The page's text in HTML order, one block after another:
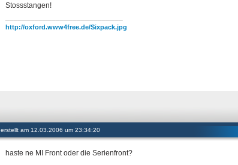
Stossstangen!
http://oxford.www4free.de/Sixpack.jpg
erstellt am 12.03.2006 um 23:34:20
haste ne MI Front oder die Serienfront?